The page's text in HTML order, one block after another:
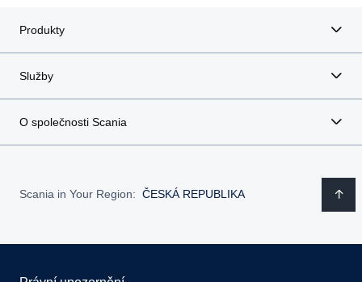
Produkty
Služby
O společnosti Scania
Scania in Your Region: ČESKÁ REPUBLIKA